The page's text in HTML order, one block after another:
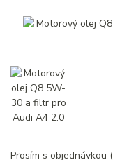
Prosím s objednávkou